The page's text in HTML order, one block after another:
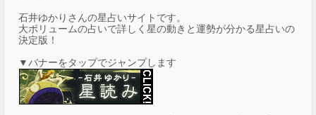
石井ゆかりさんの星占いサイトです。
大ボリュームの占いで詳しく星の動きと運勢が分かる星占いの
決定版！
▼バナーをタップでジャンプします